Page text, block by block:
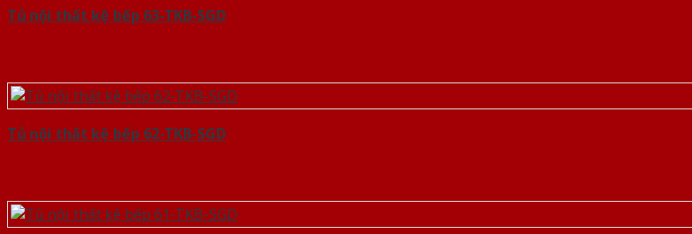
Tủ nội thất kệ bếp 63-TKB-SGD
Tủ nội thất kệ bếp 62-TKB-SGD